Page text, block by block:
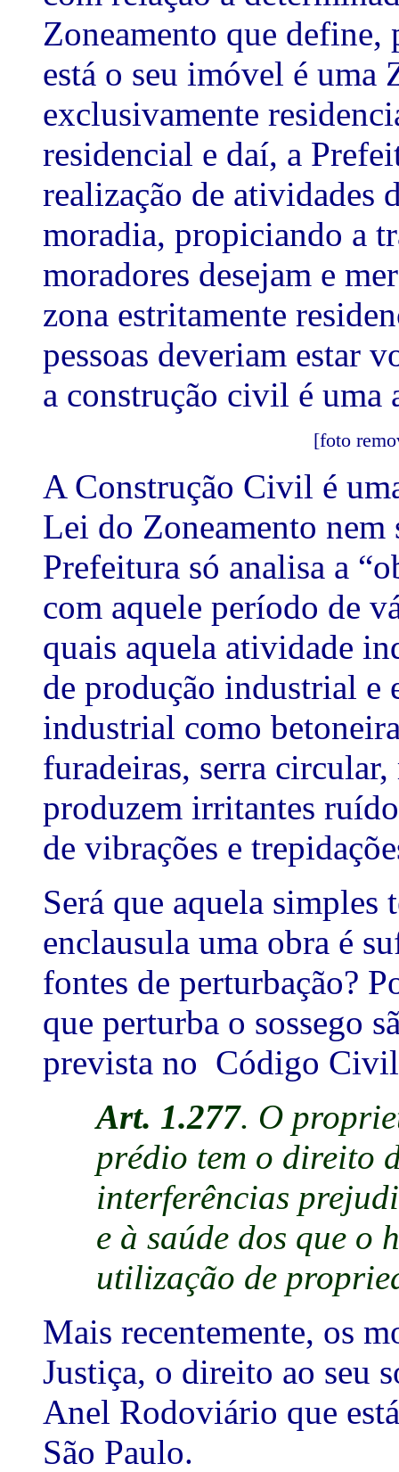
Zoneamento que define,
está o seu imóvel é uma
exclusivamente
residencial e daí, a
realização de atividades
moradia, propiciando a
moradores desejam e
zona estritamente
pessoas deveriam estar
a construção civil é
[foto
A Construção Civil é
Lei do Zoneamento nem
Prefeitura só analisa a
com aquele período de
quais aquela atividade
de produção industrial e
industrial como
furadeiras, serra
produzem irritantes
de vibrações e
Será que aquela simples
enclausula uma obra é
fontes de perturbação?
que perturba o sossego
prevista no Código
Art. 1.277. O
prédio tem o direito
interferências
e à saúde dos que o
utilização de
Mais recentemente, os
Justiça, o direito ao seu
Anel Rodoviário que
São Paulo.